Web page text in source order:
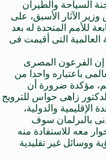
السياحة والطيران
الآثار الأسبق، على
للأمم المتحدة له بعد
العالمية التى أقيمت فى
الفرعون المصرى
باعتباره واحدا من
مؤكدة ضرورة أن
زاهى حواس للترويج
والدولية،
بالبرلمان سوف
معه للاستفادة منه
ووسائل غير تقليدية